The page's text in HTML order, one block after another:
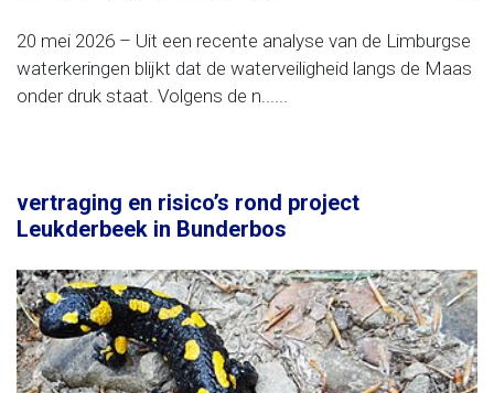
20 mei 2026 – Uit een recente analyse van de Limburgse
waterkeringen blijkt dat de waterveiligheid langs de Maas
onder druk staat. Volgens de n......
vertraging en risico’s rond project
Leukderbeek in Bunderbos